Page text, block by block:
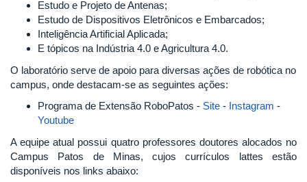
Estudo e Projeto de Antenas;
Estudo de Dispositivos Eletrônicos e Embarcados;
Inteligência Artificial Aplicada;
E tópicos na Indústria 4.0 e Agricultura 4.0.
O laboratório serve de apoio para diversas ações de robótica no
campus, onde destacam-se as seguintes ações:
Programa de Extensão RoboPatos - Site - Instagram -
Youtube
A equipe atual possui quatro professores doutores alocados no
Campus Patos de Minas, cujos currículos lattes estão
disponíveis nos links abaixo: